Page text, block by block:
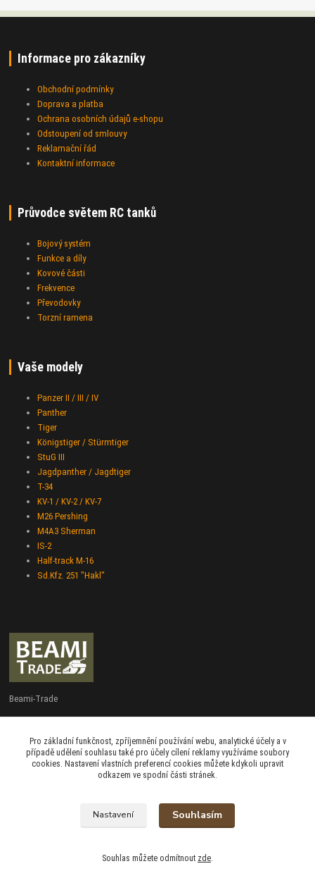
Informace pro zákazníky
Obchodní podmínky
Doprava a platba
Ochrana osobních údajů e-shopu
Odstoupení od smlouvy
Reklamační řád
Kontaktní informace
Průvodce světem RC tanků
Bojový systém
Funkce a díly
Kovové části
Frekvence
Převodovky
Torzní ramena
Vaše modely
Panzer II / III / IV
Panther
Tiger
Königstiger / Stürmtiger
StuG III
Jagdpanther / Jagdtiger
T-34
KV-1 / KV-2 / KV-7
M26 Pershing
M4A3 Sherman
IS-2
Half-track M-16
Sd.Kfz. 251 "Hakl"
Beami-Trade
+420 775 427 778
Po - Pá 9:00 - 16:00
admin@beami-trade.cz
beami & coshboy © 2007-2026
Pro základní funkčnost, zpříjemnění používání webu, analytické účely a v
případě udělení souhlasu také pro účely cílení reklamy využíváme soubory
cookies. Nastavení vlastních preferencí cookies můžete kdykoli upravit
odkazem ve spodní části stránek.
Nastavení Souhlasím
Souhlas můžete odmítnout zde.